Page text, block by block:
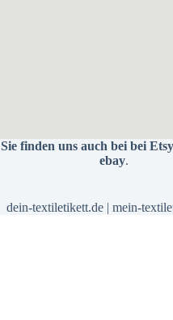
Sie finden uns auch bei bei Etsy
ebay.
dein-textiletikett.de| mein-